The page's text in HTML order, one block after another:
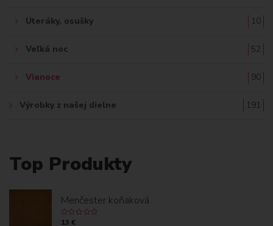
Uteráky, osušky 10
Veľká noc 52
Vianoce 90
Výrobky z našej dielne 191
Top Produkty
Menčester koňaková
13 €